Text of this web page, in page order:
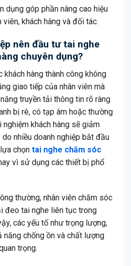
dụng góp phần nâng cao hiệu
khách hàng và đối tác.
nên đầu tư tai nghe
chuyên dụng?
hàng thành công không
giao tiếp của nhân viên mà
truyền tải thông tin rõ ràng
bị rè, có tạp âm hoặc thường
khách hàng sẽ giảm
nhiều doanh nghiệp bắt đầu
chọn tai nghe chăm sóc
vì sử dụng các thiết bị phổ
thường, nhân viên chăm sóc
đeo tai nghe liên tục trong
các yếu tố như trọng lượng,
năng chống ồn và chất lượng
trọng.